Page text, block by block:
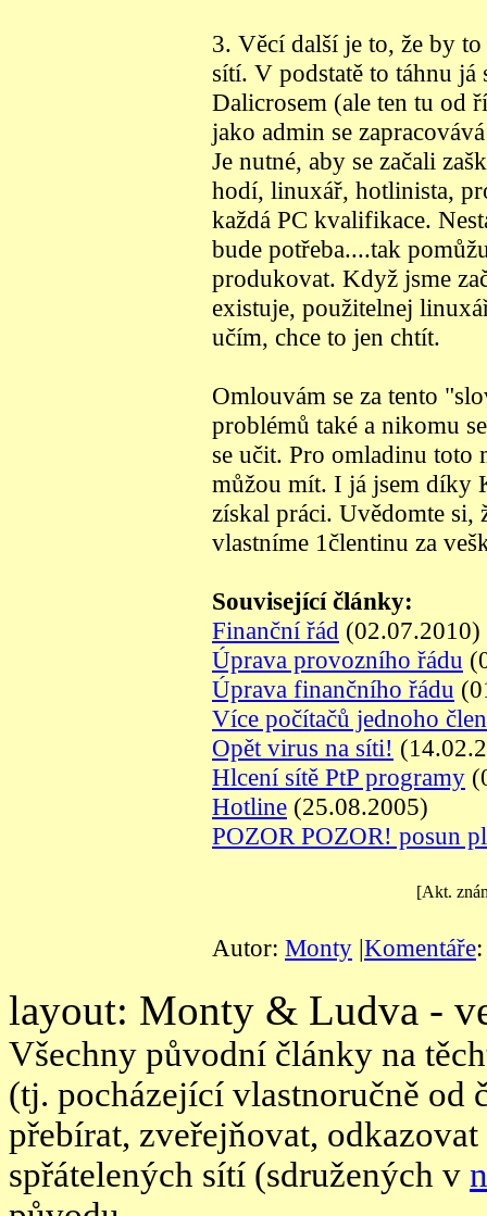
3. Věcí další je to, že by
sítí. V podstatě to táhnu
Dalicrosem (ale ten tu od
jako admin se
Je nutné, aby se začali
hodí, linuxář, hotlinista,
každá PC kvalifikace.
bude potřeba....tak
produkovat. Když jsme
existuje, použitelnej
učím, chce to jen chtít.
Omlouvám se za tento
problémů také a nikomu
se učit. Pro omladinu toto
můžou mít. I já jsem díky
získal práci. Uvědomte si,
vlastníme 1člentinu za
Související články:
Finanční řád (02.07.2010)
Úprava provozního řádu
Úprava finančního řádu
Více počítačů jednoho
Opět virus na síti!
Hlcení sítě PtP programy
Hotline (25.08.2005)
POZOR POZOR! posun
[Akt.
Autor: Monty |Komentáře
layout: Monty & Ludva -
Všechny původní články na
(tj. pocházející vlastnoručně
přebírat, zveřejňovat,
spřátelených sítí (sdružených v